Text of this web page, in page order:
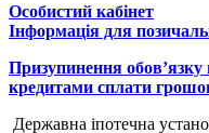
Особистий кабінет
Інформація для
Призупинення обов’язку
кредитами сплати
Державна іпотечна